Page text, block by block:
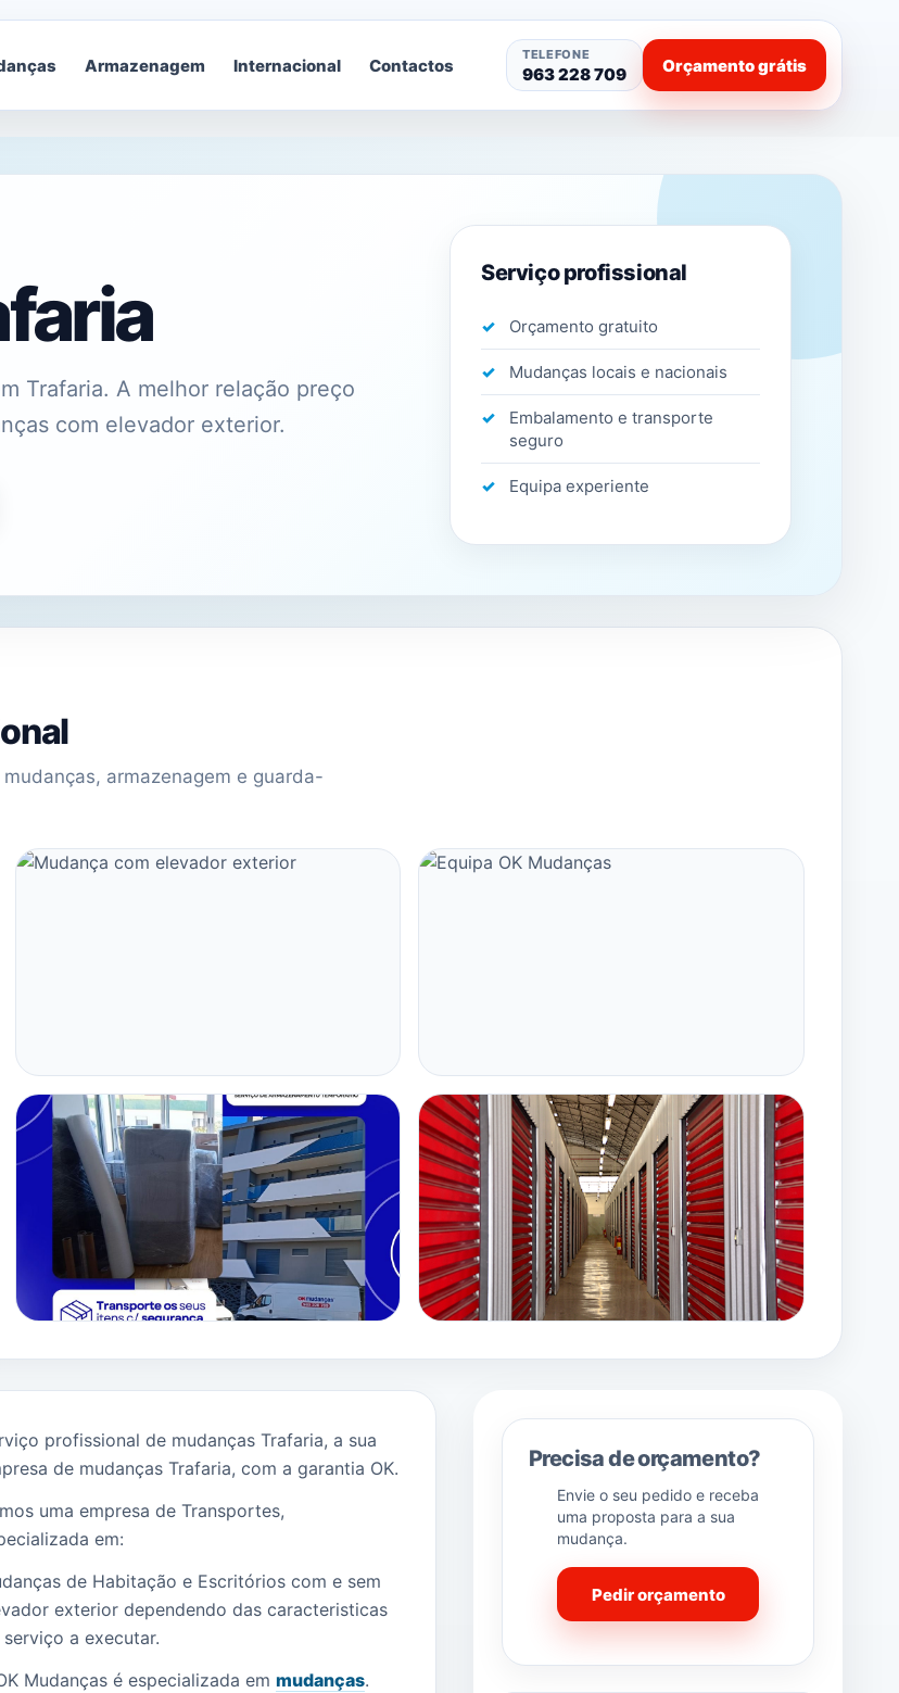
Armazenagem Internacional Contactos
TELEFONE
963 228 709 Orçamento grátis
Trafaria. A melhor relação preço
com elevador exterior.
Serviço profissional
Orçamento gratuito
Mudanças locais e nacionais
Embalamento e transporte
seguro
Equipa experiente
armazenagem e guarda-
profissional de mudanças Trafaria, a sua
de mudanças Trafaria, com a garantia OK.
uma empresa de Transportes,
em:
de Habitação e Escritórios com e sem
exterior dependendo das caracteristicas
a executar.
Mudanças é especializada emmudanças.
Precisa de orçamento?
Envie o seu pedido e receba
uma proposta para a sua
mudança.
Pedir orçamento